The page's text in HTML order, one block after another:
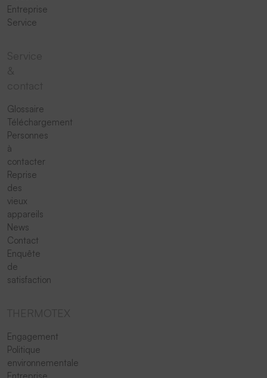
Entreprise
Service
Glossaire
Téléchargement
Personnes
à
contacter
Reprise
des
vieux
appareils
News
Contact
Enquête
de
satisfaction
Engagement
Politique
environnementale